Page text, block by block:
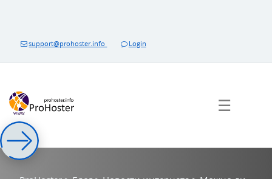
support@prohoster.info Login
☰